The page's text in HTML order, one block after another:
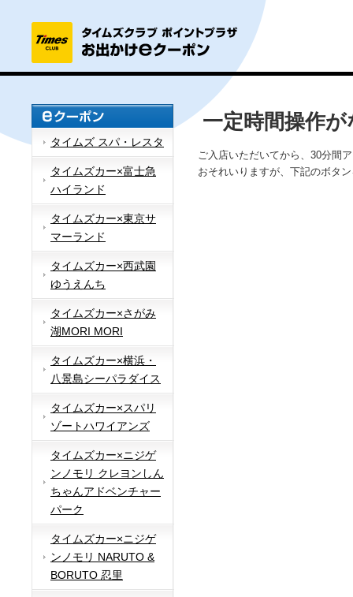
タイムズ スパ・レスタ
タイムズカー×富士急
ハイランド
タイムズカー×東京サ
マーランド
タイムズカー×西武園
ゆうえんち
タイムズカー×さがみ
湖MORI MORI
タイムズカー×横浜・
八景島シーパラダイス
タイムズカー×スパリ
ゾートハワイアンズ
タイムズカー×ニジゲ
ンノモリ クレヨンしん
ちゃんアドベンチャー
パーク
タイムズカー×ニジゲ
ンノモリ NARUTO &
BORUTO 忍里
一定時間操作
ご入店いただいてから、30分間
おそれいりますが、下記のボタ